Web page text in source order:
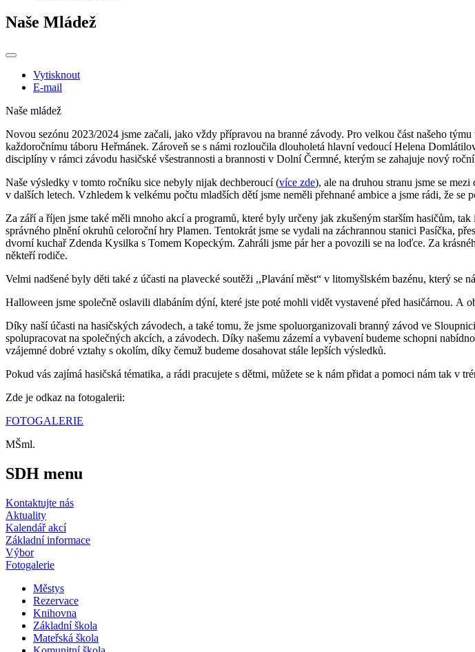
Naše Mládež
Vytisknout
E-mail
Naše mládež
Novou sezónu 2023/2024 jsme začali, jako vždy přípravou na branné závody. Pro velkou část našeho
každoročnímu táboru Heřmánek. Zároveň se s námi rozloučila dlouholetá hlavní vedoucí Helena
disciplíny v rámci závodu hasičské všestrannosti a brannosti v Dolní Čermné, kterým se zahajuje nový
Naše výsledky v tomto ročníku sice nebyly nijak dechberoucí (více zde), ale na druhou stranu jsme se
v dalších letech. Vzhledem k velkému počtu mladších dětí jsme neměli přehnané ambice a jsme rádi, že se
Za září a říjen jsme také měli mnoho akcí a programů, které byly určeny jak zkušeným starším hasičům,
správného plnění okruhů celoroční hry Plamen. Tentokrát jsme se vydali na záchrannou stanici Pasíčka,
dvorní kuchař Zdenda Kysilka s Tomem Kopeckým. Zahráli jsme pár her a povozili se na loďce. Za
někteří rodiče.
Velmi nadšené byly děti také z účasti na plavecké soutěži ,,Plavání měst“ v litomyšlském bazénu, který se
Halloween jsme společně oslavili dlabáním dýní, které jste poté mohli vidět vystavené před hasičárnou. A
Díky naší účasti na hasičských závodech, a také tomu, že jsme spoluorganizovali branný závod ve
spolupracovat na společných akcích, a závodech. Díky našemu zázemí a vybavení budeme schopni
vzájemné dobré vztahy s okolím, díky čemuž budeme dosahovat stále lepších výsledků.
Pokud vás zajímá hasičská tématika, a rádi pracujete s dětmi, můžete se k nám přidat a pomoci nám tak v
Zde je odkaz na fotogalerii:
FOTOGALERIE
MŠml.
SDH menu
Kontaktujte nás
Aktuality
Kalendář akcí
Základní informace
Výbor
Fotogalerie
Městys
Rezervace
Knihovna
Základní škola
Mateřská škola